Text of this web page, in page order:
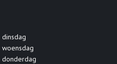
dinsdag
woensdag
donderdag